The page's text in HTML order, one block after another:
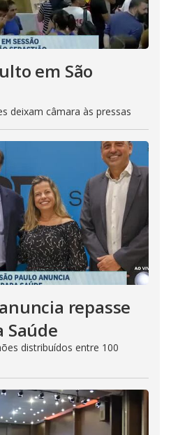
em São
deixam câmara às pressas
repasse
Saúde
distribuídos entre 100